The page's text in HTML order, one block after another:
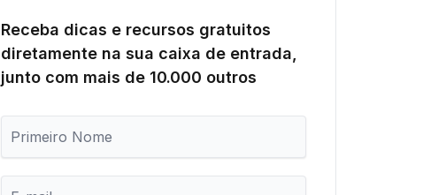
Receba dicas e recursos gratuitos
diretamente na sua caixa de entrada,
junto com mais de 10.000 outros
i
m